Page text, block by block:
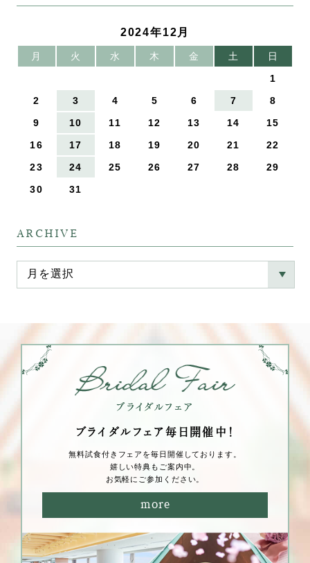
2024年12月
月 火 水 木 金 土
日
1
2
3 4 5 6 7
8
9
10 11 12 13 14
15
16
17 18 19 20 21
22
23
24 25 26 27 28
29
30
31
ARCHIVE
ブライダルフェア毎⽇開催中！
無料試⾷付きフェアを毎⽇開催しております。
嬉しい特典もご案内中。
お気軽にご参加ください。
more